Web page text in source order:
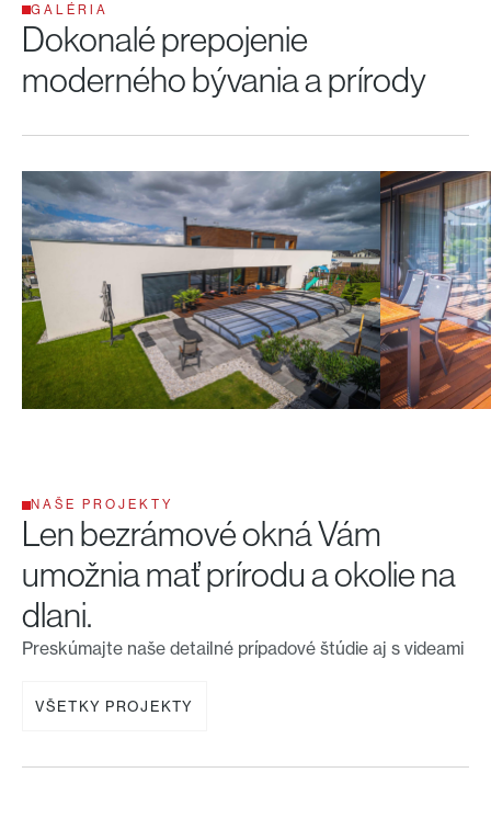
GALÉRIA
Dokonalé prepojenie
moderného bývania a prírody
NAŠE PROJEKTY
Len bezrámové okná Vám
umožnia mať prírodu a okolie na
dlani.
Preskúmajte naše detailné prípadové štúdie aj s videami
VŠETKY PROJEKTY